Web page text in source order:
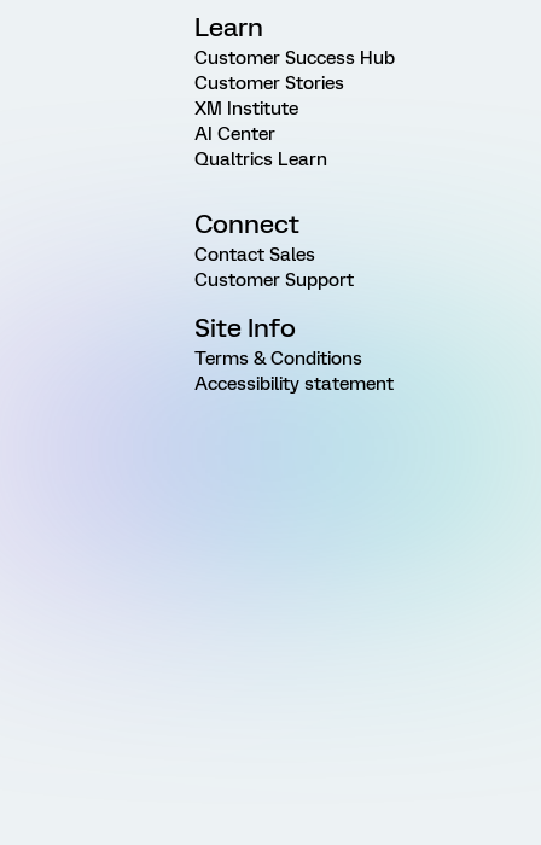
Learn
Customer Success Hub
Customer Stories
XM Institute
AI Center
Qualtrics Learn
Connect
Contact Sales
Customer Support
Site Info
Terms & Conditions
Accessibility statement